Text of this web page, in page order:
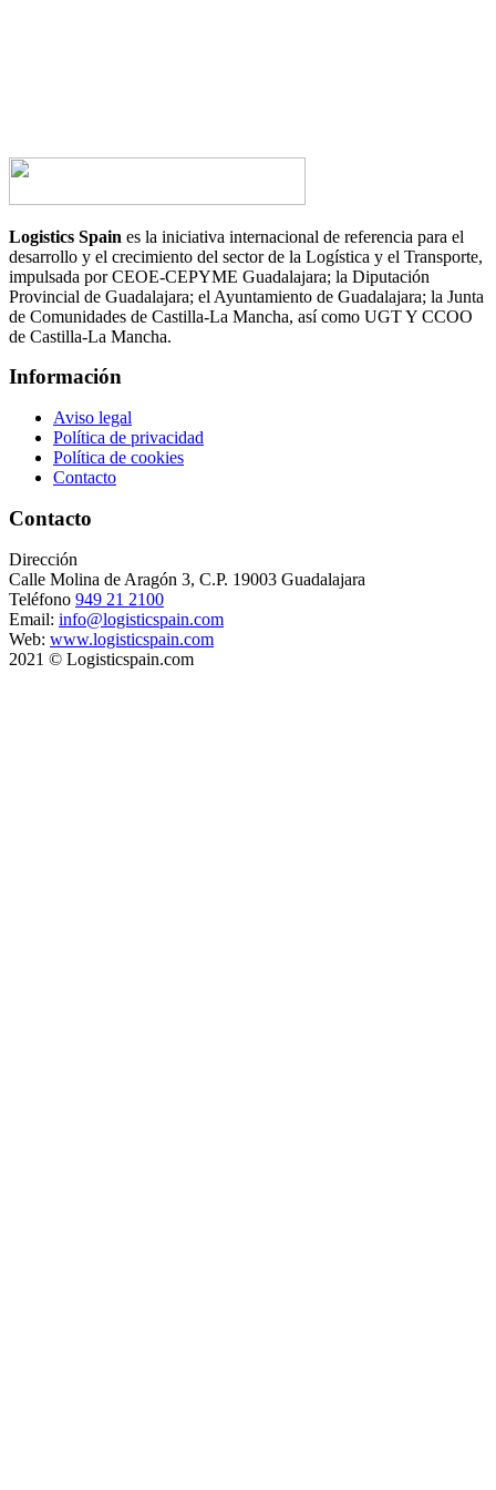
Logistics Spain es la iniciativa internacional de referencia para el
desarrollo y el crecimiento del sector de la Logística y el Transporte,
impulsada por CEOE-CEPYME Guadalajara; la Diputación
Provincial de Guadalajara; el Ayuntamiento de Guadalajara; la Junta
de Comunidades de Castilla-La Mancha, así como UGT Y CCOO
de Castilla-La Mancha.
Información
Aviso legal
Política de privacidad
Política de cookies
Contacto
Contacto
Dirección
Calle Molina de Aragón 3, C.P. 19003 Guadalajara
Teléfono 949 21 2100
Email: info@logisticspain.com
Web: www.logisticspain.com
2021 © Logisticspain.com